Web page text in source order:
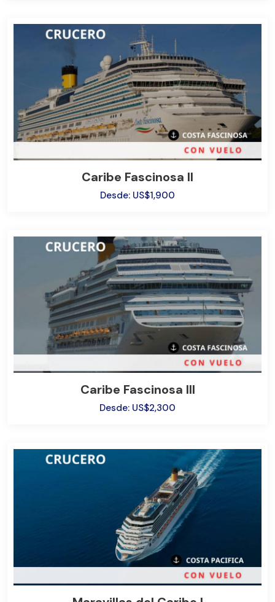
Caribe Fascinosa II
Desde: US$1,900
Caribe Fascinosa III
Desde: US$2,300